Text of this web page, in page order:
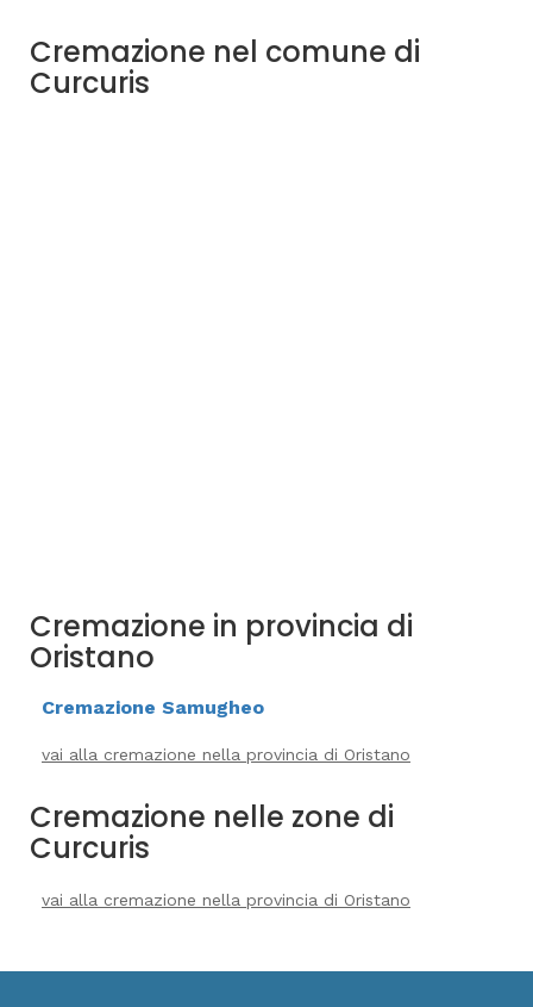
Cremazione nel comune di
Curcuris
Cremazione in provincia di
Oristano
Cremazione Samugheo
vai alla cremazione nella provincia di Oristano
Cremazione nelle zone di
Curcuris
vai alla cremazione nella provincia di Oristano